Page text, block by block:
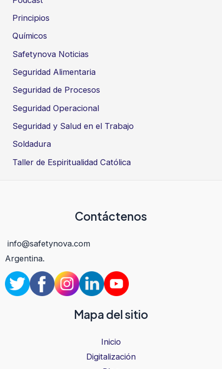
Principios
Químicos
Safetynova Noticias
Seguridad Alimentaria
Seguridad de Procesos
Seguridad Operacional
Seguridad y Salud en el Trabajo
Soldadura
Taller de Espiritualidad Católica
Contáctenos
info@safetynova.com
Argentina.
Mapa del sitio
Inicio
Digitalización